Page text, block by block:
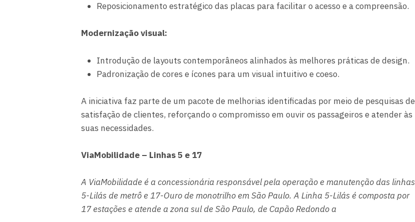
Reposicionamento estratégico das placas para facilitar o acesso e a compreensão.
Modernização visual:
Introdução de layouts contemporâneos alinhados às melhores práticas de design.
Padronização de cores e ícones para um visual intuitivo e coeso.
A iniciativa faz parte de um pacote de melhorias identificadas por meio de pesquisas de
satisfação de clientes, reforçando o compromisso em ouvir os passageiros e atender às
suas necessidades.
ViaMobilidade – Linhas 5 e 17
A ViaMobilidade é a concessionária responsável pela operação e manutenção das linhas
5-Lilás de metrô e 17-Ouro de monotrilho em São Paulo. A Linha 5-Lilás é composta por
17 estações e atende a zona sul de São Paulo, de Capão Redondo a